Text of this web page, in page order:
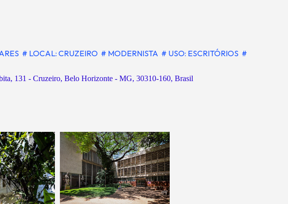
# LOCAL: CRUZEIRO # MODERNISTA # USO: ESCRITÓRIOS #
131 - Cruzeiro, Belo Horizonte - MG, 30310-160, Brasil